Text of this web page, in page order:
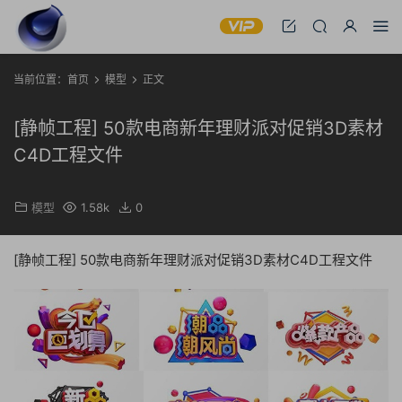
当前位置： 首页 模型 正文
[静帧工程] 50款电商新年理财派对促销3D素材
C4D工程文件
模型 1.58k 0
[静帧工程] 50款电商新年理财派对促销3D素材C4D工程文件